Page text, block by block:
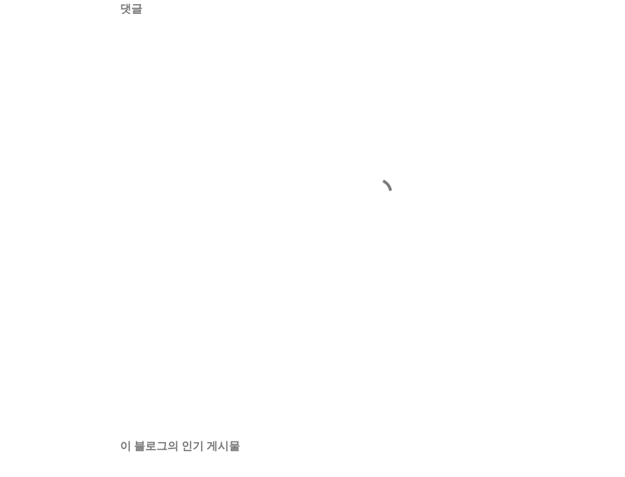
댓글
이 블로그의 인기 게시물